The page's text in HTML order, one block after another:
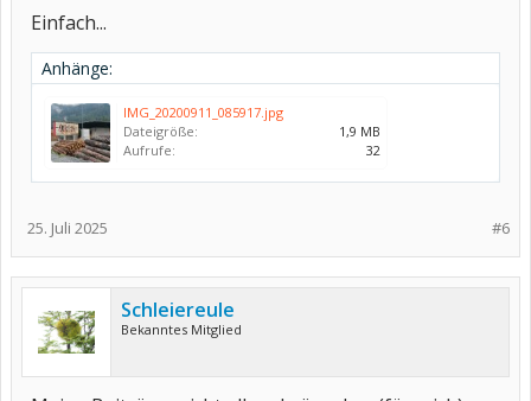
Einfach...
Anhänge:
IMG_20200911_085917.jpg
Dateigröße:
1,9 MB
Aufrufe:
32
#6
25. Juli 2025
Schleiereule
Bekanntes Mitglied